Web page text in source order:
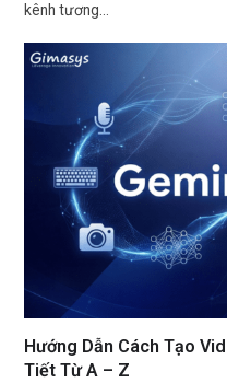
kênh tương…
Hướng Dẫn Cách Tạo
Tiết Từ A – Z